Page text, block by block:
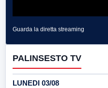
Guarda la diretta streaming
PALINSESTO TV
LUNEDI 03/08